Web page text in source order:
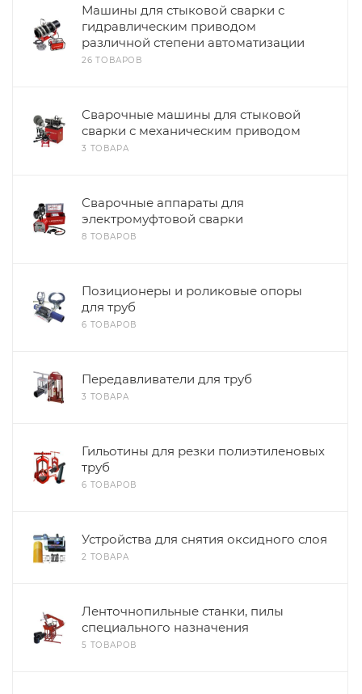
Машины для стыковой сварки с
гидравлическим приводом
различной степени автоматизации
26 ТОВАРОВ
Сварочные машины для стыковой
сварки с механическим приводом
3 ТОВАРА
Сварочные аппараты для
электромуфтовой сварки
8 ТОВАРОВ
Позиционеры и роликовые опоры
для труб
6 ТОВАРОВ
Передавливатели для труб
3 ТОВАРА
Гильотины для резки полиэтиленовых
труб
6 ТОВАРОВ
Устройства для снятия оксидного слоя
2 ТОВАРА
Ленточнопильные станки, пилы
специального назначения
5 ТОВАРОВ